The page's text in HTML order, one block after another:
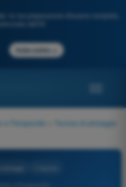
la tua preparazione d'esame completa,
Inizia subito
e Parapendio
Tecnica di pilotaggio